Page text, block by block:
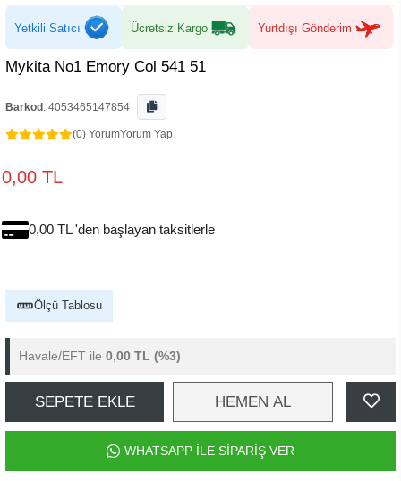
Yetkili Satıcı Ücretsiz Kargo Yurtdışı Gönderim
Mykita No1 Emory Col 541 51
Barkod : 4053465147854
(0) YorumYorum Yap
0,00 TL
0,00 TL 'den başlayan taksitlerle
Ölçü Tablosu
Havale/EFT ile 0,00 TL (%3)
SEPETE EKLE HEMEN AL
WHATSAPP İLE SİPARİŞ VER